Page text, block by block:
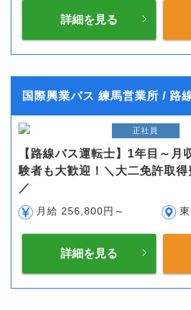
詳細を見る
国際興業バス 練馬営業所 / 路
正社員
【路線バス運転士】1年目～月
験者も大歓迎！＼大二免許取
／
月給 256,800円～
詳細を見る